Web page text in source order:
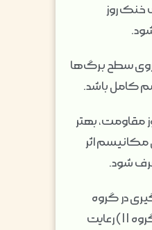
خنک روز
سطح برگ‌ها
کامل باشد.
مقاومت، بهتر
اثر
شود.
در گروه
سموم خطرناک (گروه II) رعایت